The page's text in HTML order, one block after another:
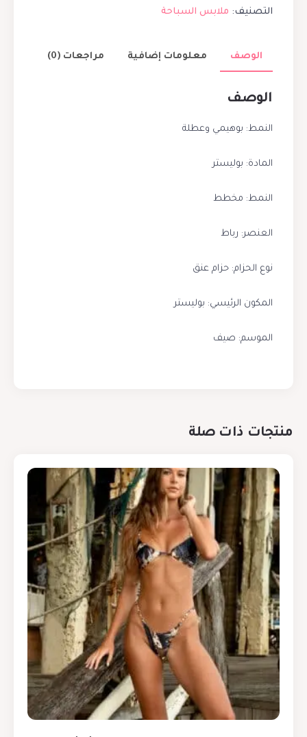
التصنيف: ملابس السباحة
الوصف معلومات إضافية مراجعات (0)
الوصف
النمط: بوهيمي وعطلة
المادة: بوليستر
النمط: مخطط
العنصر: رباط
نوع الحزام: حزام عنق
المكون الرئيسي: بوليستر
الموسم: صيف
منتجات ذات صلة